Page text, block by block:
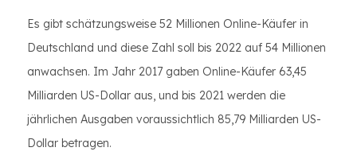
Es gibt schätzungsweise 52 Millionen Online-Käufer in
Deutschland und diese Zahl soll bis 2022 auf 54 Millionen
anwachsen. Im Jahr 2017 gaben Online-Käufer 63,45
Milliarden US-Dollar aus, und bis 2021 werden die
jährlichen Ausgaben voraussichtlich 85,79 Milliarden US-
Dollar betragen.